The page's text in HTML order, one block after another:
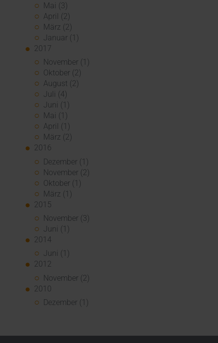
Mai (3)
April (2)
März (2)
Januar (1)
2017
November (1)
Oktober (2)
August (2)
Juli (4)
Juni (1)
Mai (1)
April (1)
März (2)
2016
Dezember (1)
November (2)
Oktober (1)
März (1)
2015
November (3)
Juni (1)
2014
Juni (1)
2012
November (2)
2010
Dezember (1)